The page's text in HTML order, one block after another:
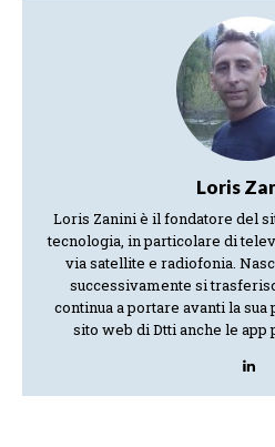
Loris
Loris Zanini è il fondatore del
tecnologia, in particolare di
via satellite e radiofonia.
successivamente si
continua a portare avanti la
sito web di Dtti anche le